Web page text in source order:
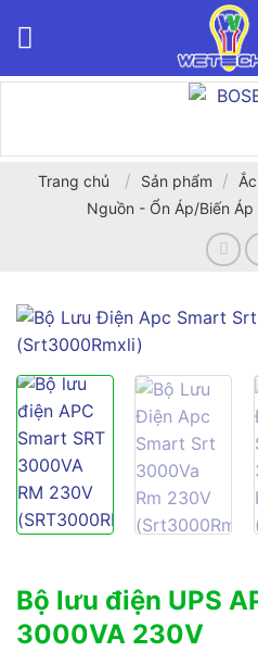
Trang chủ / Sản phẩm /
Nguồn - Ổn Áp/Biến Áp
Bộ lưu điện UPS
3000VA 230V